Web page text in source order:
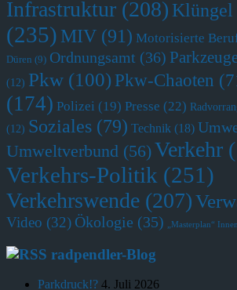
Infrastruktur (208) Klüngel
(235) MIV (91) Motorisierte
Düren (9) Ordnungsamt (36)
(12) Pkw (100) Pkw-Chaoten
(174) Polizei (19) Presse (22)
(12) Soziales (79) Technik (18)
Umweltverbund (56)Verkehr
Verkehrs-Politik (251)
Verkehrswende (207)
Video (32) Ökologie (35) „Masterplan“
radpendler-Blog
Parkdruck!? 4. Juli 2026